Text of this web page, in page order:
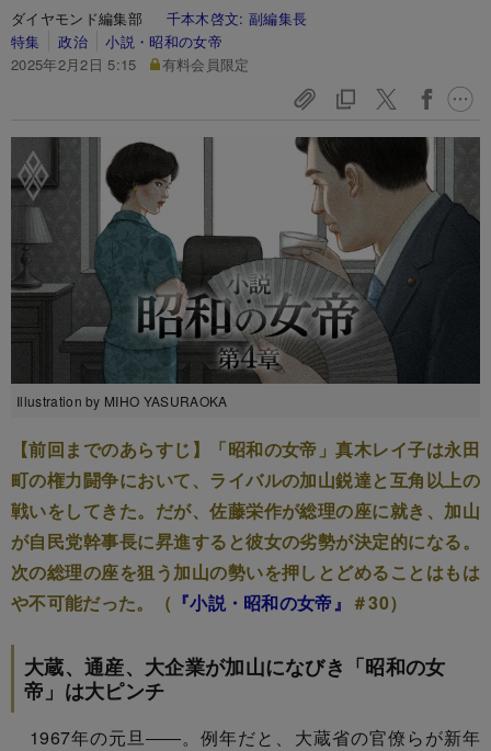
ダイヤモンド編集部 千本木啓文:副編集長
特集
政治
小説・昭和の女帝
2025年2月2日 5:15
有料会員限定
Illustration by MIHO YASURAOKA
【前回までのあらすじ】「昭和の女帝」真木レイ子は永田
町の権力闘争において、ライバルの加山鋭達と互角以上の
戦いをしてきた。だが、佐藤栄作が総理の座に就き、加山
が自民党幹事長に昇進すると彼女の劣勢が決定的になる。
次の総理の座を狙う加山の勢いを押しとどめることはもは
や不可能だった。（ 『小説・昭和の女帝』 ＃30）
大蔵、通産、大企業が加山になびき「昭和の女
帝」は大ピンチ
1967年の元旦――。例年だと、大蔵省の官僚らが新年